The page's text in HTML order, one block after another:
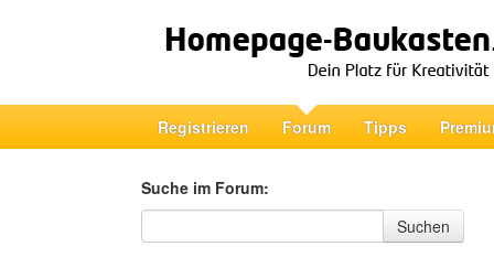
Registrieren Forum Tipps
Suche im Forum:
Suche im Forum
Suchen